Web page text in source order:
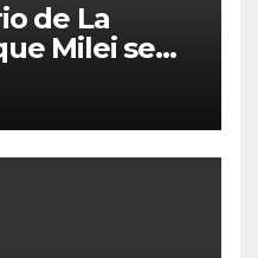
de La
Milei se
de